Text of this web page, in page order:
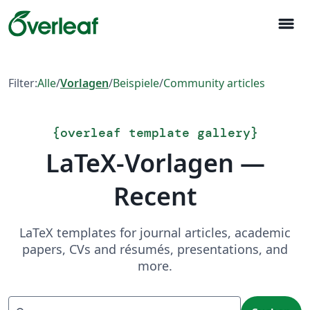
menu
Filter:Alle/Vorlagen/Beispiele/Community articles
{overleaf template gallery}
LaTeX-Vorlagen —
Recent
LaTeX templates for journal articles, academic
papers, CVs and résumés, presentations, and
more.